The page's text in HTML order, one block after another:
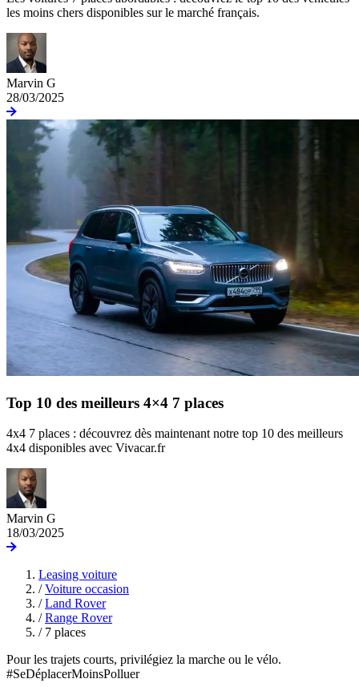
les moins chers disponibles sur le marché français.
Marvin G
28/03/2025
Top 10 des meilleurs 4×4 7 places
4x4 7 places : découvrez dès maintenant notre top 10 des meilleurs
4x4 disponibles avec Vivacar.fr
Marvin G
18/03/2025
Leasing voiture
/ Voiture occasion
/ Land Rover
/ Range Rover
/ 7 places
Pour les trajets courts, privilégiez la marche ou le vélo.
#SeDéplacerMoinsPolluer